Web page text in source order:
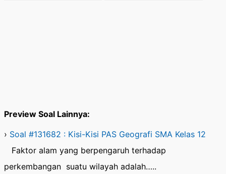
Preview Soal Lainnya:
› Soal #131682 : Kisi-Kisi PAS Geografi SMA Kelas 12
Faktor alam yang berpengaruh terhadap
perkembangan suatu wilayah adalah…..